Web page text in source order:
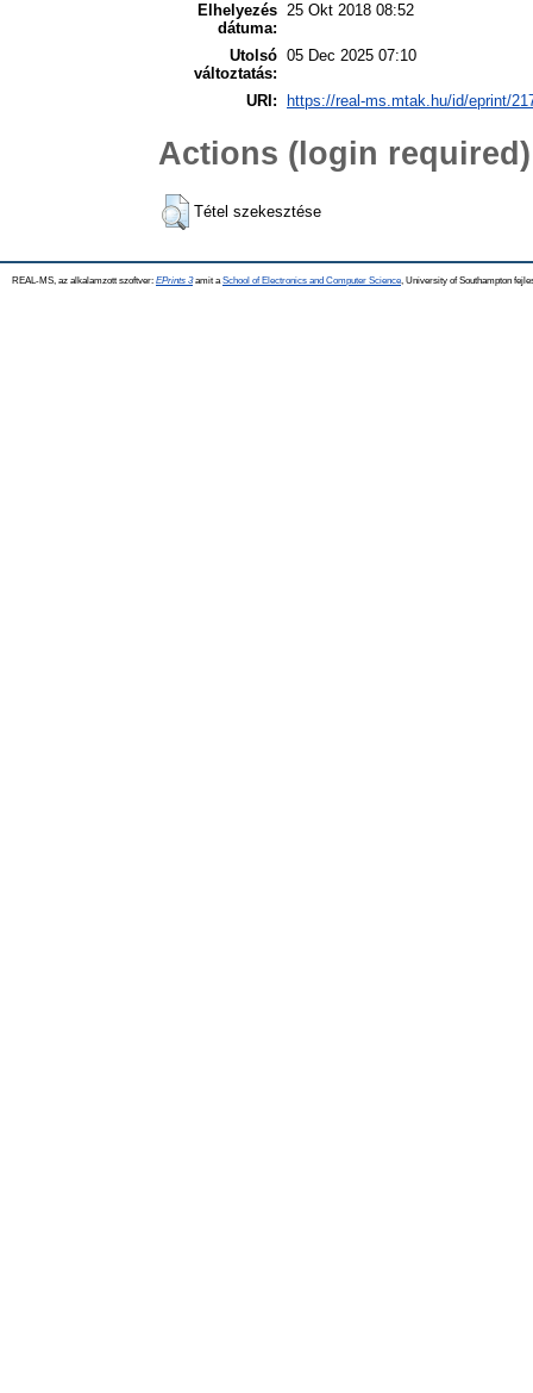
Elhelyezés
dátuma:
25 Okt 2018 08:52
Utolsó
változtatás:
05 Dec 2025 07:10
URI: https://real-ms.mtak.hu/id/eprint/
Actions (login required)
Tétel szekesztése
REAL-MS, az alkalamzott szoftver: EPrints 3amit a School of Electronics and Computer Science , University of Southampton